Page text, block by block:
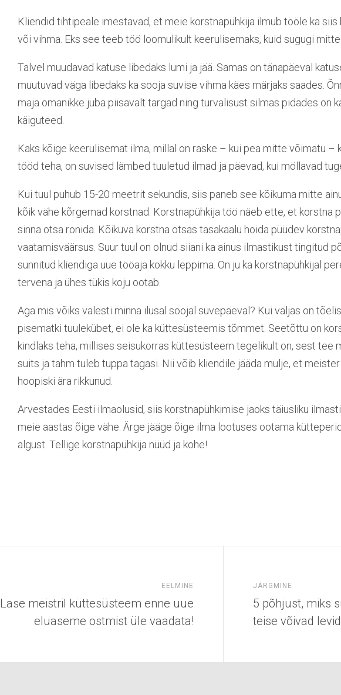
Kliendid tihtipeale imestavad, et meie korstnapühkija ilmub tööle ka siis
või vihma. Eks see teeb töö loomulikult keerulisemaks, kuid sugugi
Talvel muudavad katuse libedaks lumi ja jää. Samas on tänapäeval
muutuvad väga libedaks ka sooja suvise vihma käes märjaks saades.
maja omanikke juba piisavalt targad ning turvalisust silmas pidades on
käiguteed.
Kaks kõige keerulisemat ilma, millal on raske – kui pea mitte võimatu –
tööd teha, on suvised lämbed tuuletud ilmad ja päevad, kui möllavad
Kui tuul puhub 15-20 meetrit sekundis, siis paneb see kõikuma mitte
kõik vähe kõrgemad korstnad. Korstnapühkija töö näeb ette, et korstna
sinna otsa ronida. Kõikuva korstna otsas tasakaalu hoida püüdev
vaatamisväärsus. Suur tuul on olnud siiani ka ainus ilmastikust tingitud
sunnitud kliendiga uue tööaja kokku leppima. On ju ka korstnapühkijal
tervena ja ühes tükis koju ootab.
Aga mis võiks valesti minna ilusal soojal suvepäeval? Kui väljas on
pisematki tuulekübet, ei ole ka küttesüsteemis tõmmet. Seetõttu on
kindlaks teha, millises seisukorras küttesüsteem tegelikult on, sest tee
suits ja tahm tuleb tuppa tagasi. Nii võib kliendile jääda mulje, et
hoopiski ära rikkunud.
Arvestades Eesti ilmaolusid, siis korstnapühkimise jaoks täiusliku
meie aastas õige vähe. Ärge jääge õige ilma lootuses ootama
algust. Tellige korstnapühkija nüüd ja kohe!
EELMINE
Lase meistril küttesüsteem enne uue
eluaseme ostmist üle vaadata!
JÄRGMINE
5 põhjust, miks
teise võivad